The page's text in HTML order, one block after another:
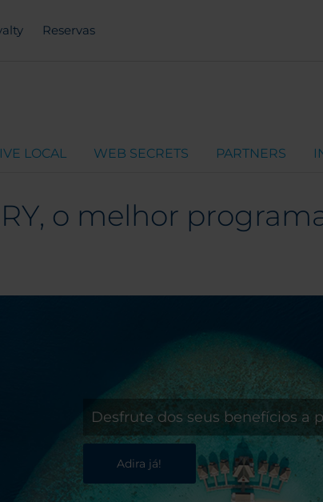
Reservas
LOCAL WEB SECRETS PARTNERS
o melhor
Desfrute dos seus benefícios a
Adira já!